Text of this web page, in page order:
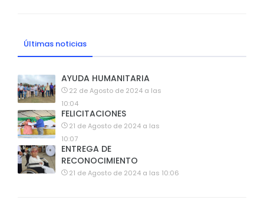
Últimas noticias
AYUDA HUMANITARIA
22 de Agosto de 2024 a las
10:04
FELICITACIONES
21 de Agosto de 2024 a las
10:07
ENTREGA DE
RECONOCIMIENTO
21 de Agosto de 2024 a las 10:06